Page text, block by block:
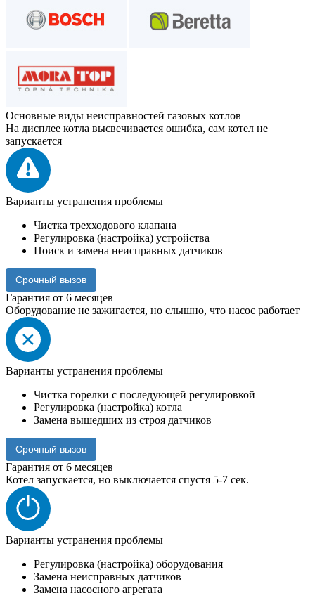
Основные виды неисправностей газовых котлов
На дисплее котла высвечивается ошибка, сам котел не
запускается
Варианты устранения проблемы
Чистка трехходового клапана
Регулировка (настройка) устройства
Поиск и замена неисправных датчиков
Срочный вызов
Гарантия от 6 месяцев
Оборудование не зажигается, но слышно, что насос работает
Варианты устранения проблемы
Чистка горелки с последующей регулировкой
Регулировка (настройка) котла
Замена вышедших из строя датчиков
Срочный вызов
Гарантия от 6 месяцев
Котел запускается, но выключается спустя 5-7 сек.
Варианты устранения проблемы
Регулировка (настройка) оборудования
Замена неисправных датчиков
Замена насосного агрегата